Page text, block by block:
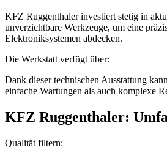
KFZ Ruggenthaler investiert stetig in
unverzichtbare Werkzeuge, um eine
Elektroniksystemen abdecken.
Die Werkstatt verfügt über:
Dank dieser technischen Ausstattung
einfache Wartungen als auch komplexe
KFZ Ruggenthaler:
Qualität filtern: